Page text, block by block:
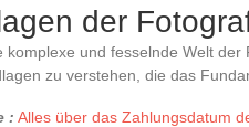
der
komplexe und fesselnde Welt
zu verstehen, die das
: Alles über das Zahlungsdatum